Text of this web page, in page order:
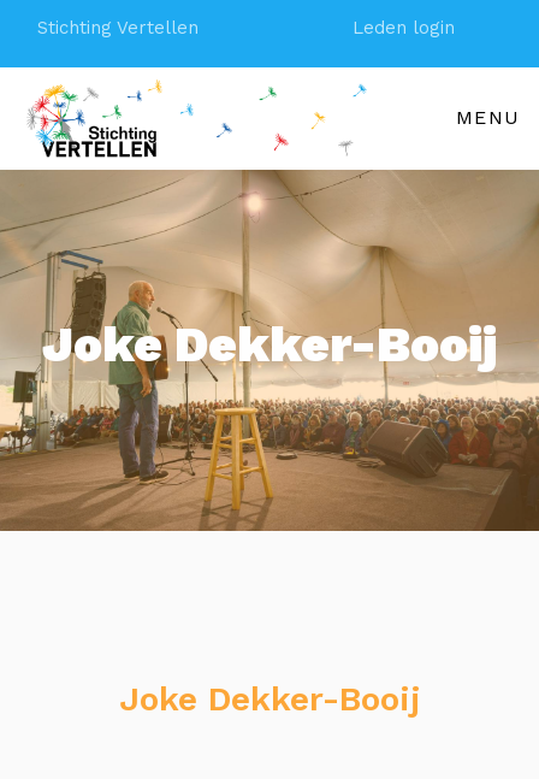
Stichting Vertellen Leden login
MENU
Joke Dekker-Booij
Joke Dekker-Booij